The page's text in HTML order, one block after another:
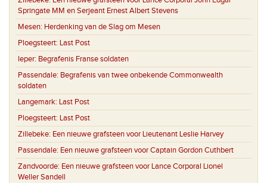
Springate MM en Serjeant Ernest Albert Stevens
Mesen: Herdenking van de Slag om Mesen
Ploegsteert: Last Post
Ieper: Begrafenis Franse soldaten
Passendale: Begrafenis van twee onbekende Commonwealth
soldaten
Langemark: Last Post
Ploegsteert: Last Post
Zillebeke: Een nieuwe grafsteen voor Lieutenant Leslie Harvey
Passendale: Een nieuwe grafsteen voor Captain Gordon Cuthbert
Zandvoorde: Een nieuwe grafsteen voor Lance Corporal Lionel
Weller Sandell